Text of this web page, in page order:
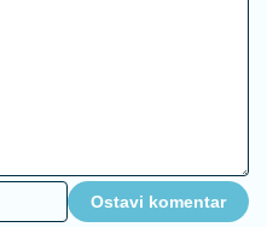
Ostavi komentar